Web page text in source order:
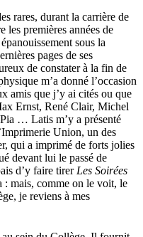
rares, durant la carrière de
les premières années de
sous la
pages de ses
de constater à la fin de
m’a donné l’occasion
amis que j’y ai cités ou que
Ernst, René Clair, Michel
… Latis m’y a présenté
Union, un des
qui a imprimé de forts jolies
devant lui le passé de
d’y faire tirer Les Soirées
: mais, comme on le voit, le
je reviens à mes